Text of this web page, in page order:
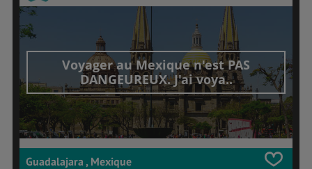
Voyager au Mexique n'est PAS
DANGEUREUX. J'ai voya..
Guadalajara , Mexique